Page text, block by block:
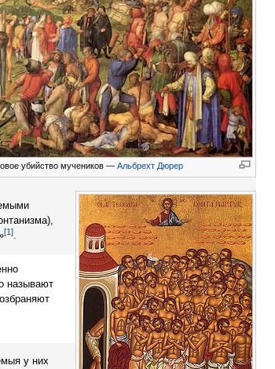
убийство мучеников — Альбрехт Дюрер
[1].
называют
у них